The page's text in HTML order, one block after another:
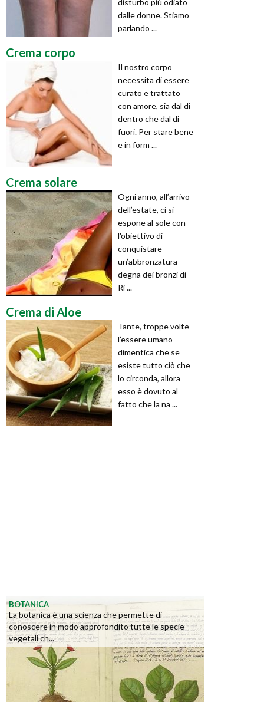
dalle donne. Stiamo
parlando ...
Crema corpo
Il nostro corpo
necessita di essere
curato e trattato
con amore, sia dal di
dentro che dal di
fuori. Per stare bene
e in form ...
Crema solare
Ogni anno, all’arrivo
dell’estate, ci si
espone al sole con
l'obiettivo di
conquistare
un’abbronzatura
degna dei bronzi di
Ri ...
Crema di Aloe
Tante, troppe volte
l’essere umano
dimentica che se
esiste tutto ciò che
lo circonda, allora
esso è dovuto al
fatto che la na ...
BOTANICA
La botanica è una scienza che permette di
conoscere in modo approfondito tutte le specie
vegetali ch...